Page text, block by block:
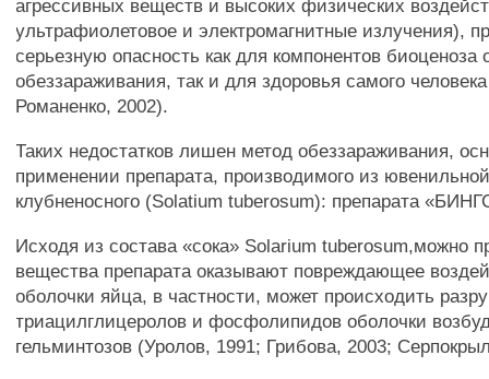
агрессивных веществ и высоких физических
ультрафиолетовое и электромагнитные излучения),
серьезную опасность как для компонентов биоценоза
обеззараживания, так и для здоровья самого
Романенко, 2002).
Таких недостатков лишен метод обеззараживания,
применении препарата, производимого из
клубненосного (Solatium tuberosum): препарата
Исходя из состава «сока» Solarium tuberosum,можно
вещества препарата оказывают повреждающее
оболочки яйца, в частности, может происходить
триацилглицеролов и фосфолипидов оболочки
гельминтозов (Уролов, 1991; Грибова, 2003;